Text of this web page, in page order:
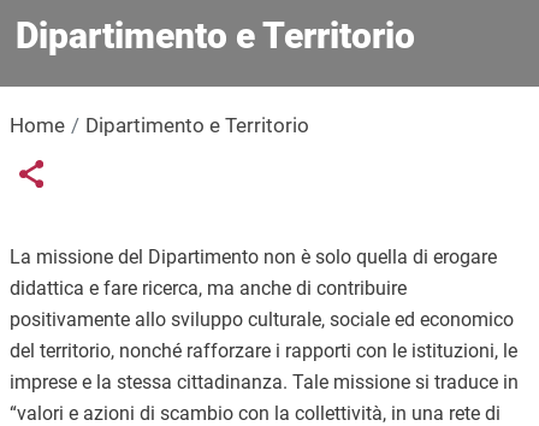
Dipartimento e Territorio
Home Dipartimento e Territorio
Links condivisione social
Share button
La missione del Dipartimento non è solo quella di erogare
didattica e fare ricerca, ma anche di contribuire
positivamente allo sviluppo culturale, sociale ed economico
del territorio, nonché rafforzare i rapporti con le istituzioni, le
imprese e la stessa cittadinanza. Tale missione si traduce in
“valori e azioni di scambio con la collettività, in una rete di